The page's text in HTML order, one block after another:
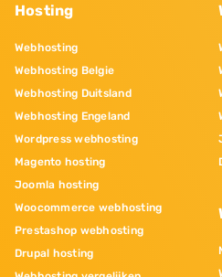
Hosting
Webhosting
Webhosting Belgie
Webhosting Duitsland
Webhosting Engeland
Wordpress webhosting
Magento hosting
Joomla hosting
Woocommerce webhosting
Prestashop webhosting
Drupal hosting